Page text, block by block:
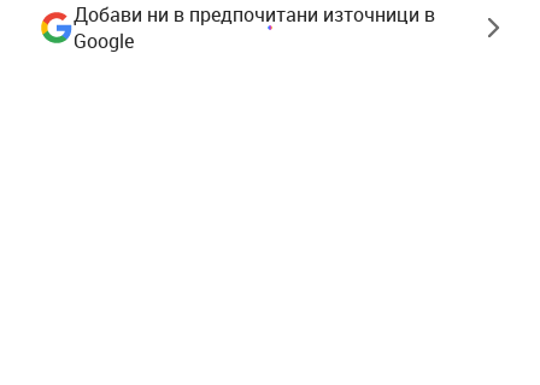
Добави ни в предпочитани източници в
Google